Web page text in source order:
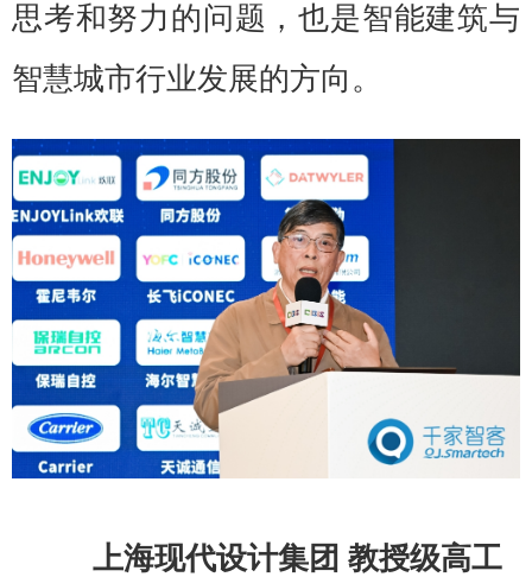
思考和努力的问题，也是智能建筑与
智慧城市行业发展的方向。
上海现代设计集团 教授级高工